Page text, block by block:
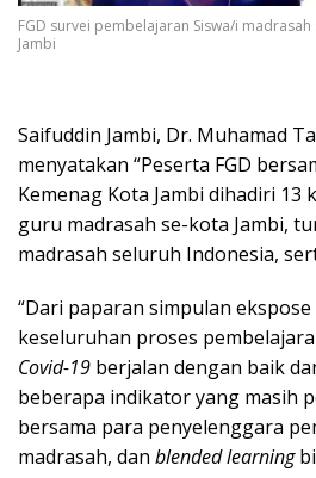
FGD survei pembelajaran Siswa/i madrasah
Jambi
Saifuddin Jambi, Dr. Muhamad
menyatakan “Peserta FGD
Kemenag Kota Jambi dihadiri 13
guru madrasah se-kota Jambi,
madrasah seluruh Indonesia,
“Dari paparan simpulan
keseluruhan proses
Covid-19 berjalan dengan baik
beberapa indikator yang masih
bersama para penyelenggara
madrasah, dan blended learning